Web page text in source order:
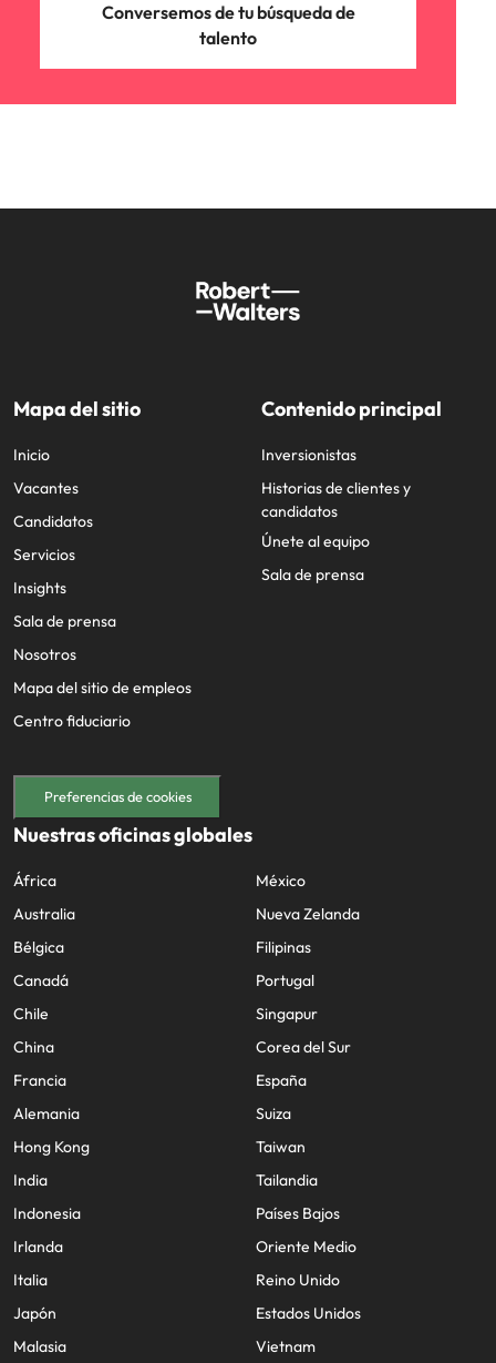
Conversemos de tu búsqueda de
talento
Mapa del sitio
Inicio
Vacantes
Candidatos
Servicios
Insights
Sala de prensa
Nosotros
Mapa del sitio de empleos
Centro fiduciario
Contenido principal
Inversionistas
Historias de clientes y
candidatos
Únete al equipo
Sala de prensa
Preferencias de cookies
Nuestras oficinas globales
África
Australia
Bélgica
Canadá
Chile
China
Francia
Alemania
Hong Kong
India
Indonesia
Irlanda
Italia
Japón
Malasia
México
Nueva Zelanda
Filipinas
Portugal
Singapur
Corea del Sur
España
Suiza
Taiwan
Tailandia
Países Bajos
Oriente Medio
Reino Unido
Estados Unidos
Vietnam